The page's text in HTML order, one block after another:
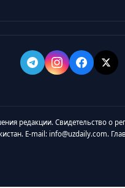
редакции. Свидетельство о
E-mail: info@uzdaily.com.